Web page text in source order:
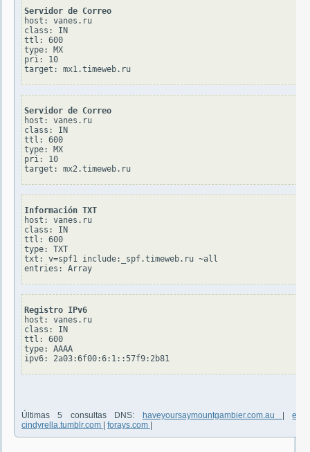
Servidor de Correo
host: vanes.ru
class: IN
ttl: 600
type: MX
pri: 10
Servidor de Correo
host: vanes.ru
class: IN
ttl: 600
type: MX
pri: 10
Información TXT
host: vanes.ru
class: IN
ttl: 600
type: TXT
txt: v=spf1 include:_spf.timeweb.ru ~all
Registro IPv6
host: vanes.ru
class: IN
ttl: 600
type: AAAA
Últimas 5 consultas DNS: haveyoursaymountgambier.com.au |
cindyrella.tumblr.com
forays.com